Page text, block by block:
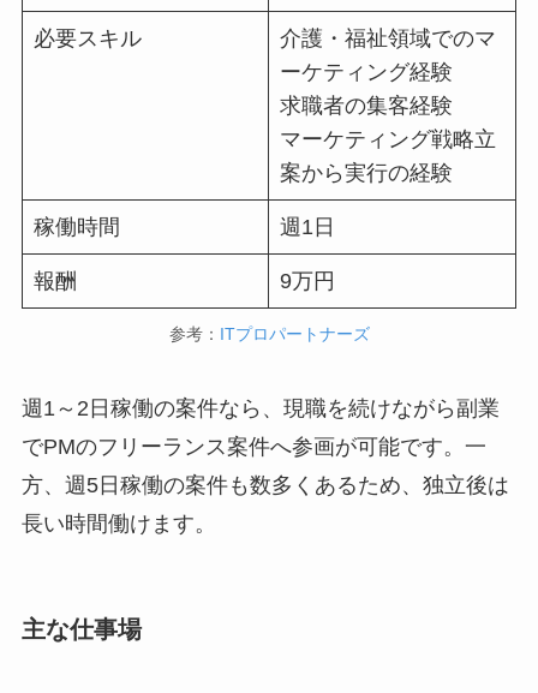
必要スキル
介護・福祉領域でのマ
ーケティング経験
求職者の集客経験
マーケティング戦略立
案から実行の経験
稼働時間 週1日
報酬 9万円
参考： ITプロパートナーズ
週1～2日稼働の案件なら、現職を続けながら副業
でPMのフリーランス案件へ参画が可能です。一
方、週5日稼働の案件も数多くあるため、独立後は
長い時間働けます。
主な仕事場